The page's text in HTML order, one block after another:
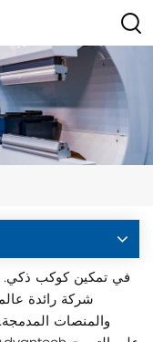
شركة رائدة
والمنصات المدمجة.